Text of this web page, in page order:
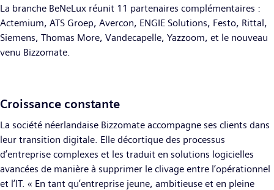
La branche BeNeLux réunit 11 partenaires complémentaires :
Actemium, ATS Groep, Avercon, ENGIE Solutions, Festo, Rittal,
Siemens, Thomas More, Vandecapelle, Yazzoom, et le nouveau
venu Bizzomate.
Croissance constante
La société néerlandaise Bizzomate accompagne ses clients dans
leur transition digitale. Elle décortique des processus
d’entreprise complexes et les traduit en solutions logicielles
avancées de manière à supprimer le clivage entre l’opérationnel
et l’IT. « En tant qu’entreprise jeune, ambitieuse et en pleine